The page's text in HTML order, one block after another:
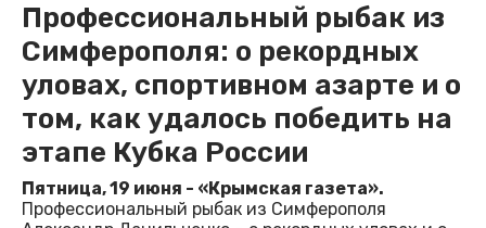
Профессиональный рыбак из
Симферополя: о рекордных
уловах, спортивном азарте и о
том, как удалось победить на
этапе Кубка России
Пятница, 19 июня - «Крымская газета».
Профессиональный рыбак из Симферополя